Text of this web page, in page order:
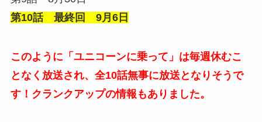
第10話 最終回 9月6日
このように「ユニコーンに乗って」は毎週休むこ
となく放送され、全10話無事に放送となりそうで
す！クランクアップの情報もありました。